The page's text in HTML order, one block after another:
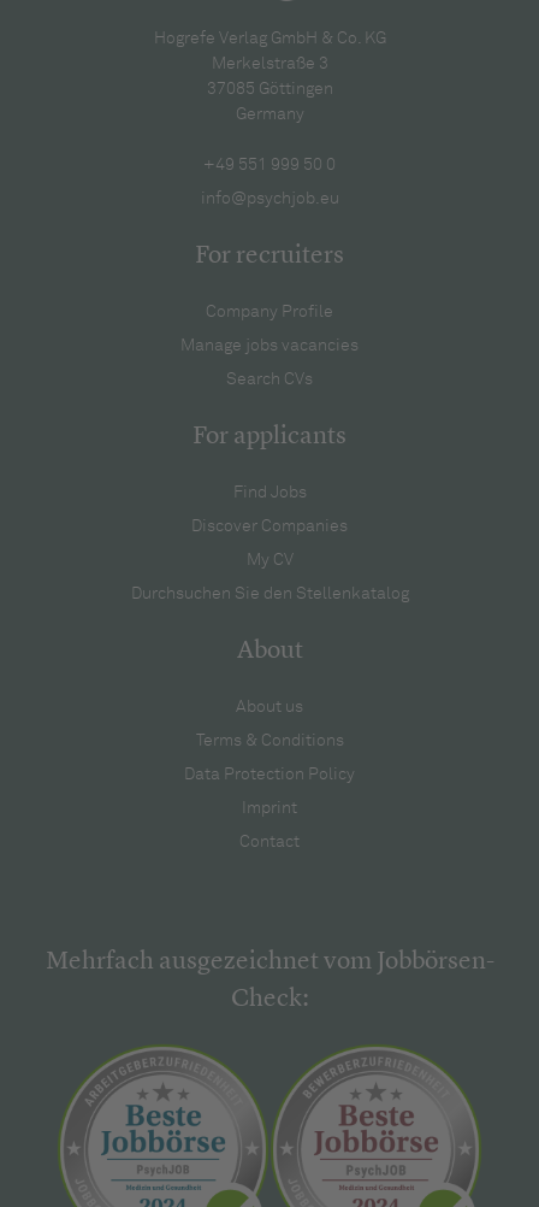
Hogrefe Verlag GmbH & Co. KG
Merkelstraße 3
37085 Göttingen
Germany
+49 551 999 50 0
info@psychjob.eu
For recruiters
Company Profile
Manage jobs vacancies
Search CVs
For applicants
Find Jobs
Discover Companies
My CV
Durchsuchen Sie den Stellenkatalog
About
About us
Terms & Conditions
Data Protection Policy
Imprint
Contact
Mehrfach ausgezeichnet vom Jobbörsen-
Check: